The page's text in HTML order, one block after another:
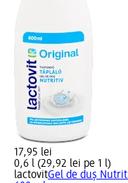
17,95 lei
0,6 l (29,92 lei pe 1 l)
lactovitGel de duș